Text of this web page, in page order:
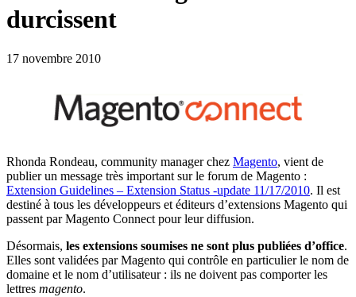
durcissent
17 novembre 2010
Rhonda Rondeau, community manager chez Magento, vient de
publier un message très important sur le forum de Magento :
Extension Guidelines – Extension Status -update 11/17/2010. Il est
destiné à tous les développeurs et éditeurs d’extensions Magento qui
passent par Magento Connect pour leur diffusion.
Désormais, les extensions soumises ne sont plus publiées d’office.
Elles sont validées par Magento qui contrôle en particulier le nom de
domaine et le nom d’utilisateur : ils ne doivent pas comporter les
lettres magento.